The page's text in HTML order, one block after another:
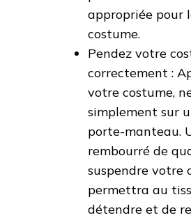
appropriée pour
costume.
Pendez votre
correctement :
votre costume,
simplement sur
porte-manteau.
rembourré de
suspendre votre
permettra au
détendre et de